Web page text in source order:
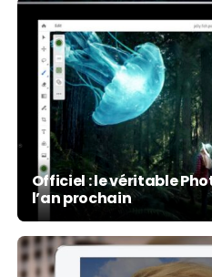
Officiel : le véritable
l’an prochain